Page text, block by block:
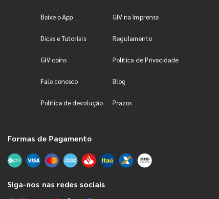
Baixe o App GIV na Imprensa
Dicas e Tutoriais Regulamento
GIV coins Política de Privacidade
Fale conosco Blog
Política de devolução Prazos
Formas de Pagamento
Siga-nos nas redes sociais